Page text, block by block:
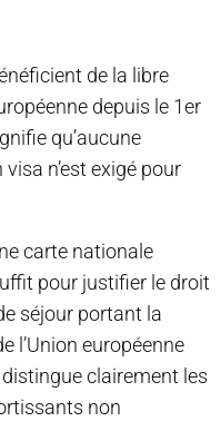
de la libre
depuis le 1er
qu’aucune
n’est exigé pour
carte nationale
pour justifier le droit
séjour portant la
l’Union européenne
clairement les
non